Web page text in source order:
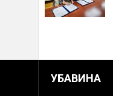
УБАВИНА